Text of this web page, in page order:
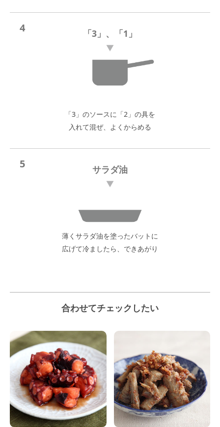
4 「3」、「1」
「3」のソースに「2」の具を
入れて混ぜ、よくからめる
5 サラダ油
薄くサラダ油を塗ったバットに
広げて冷ましたら、できあがり
合わせてチェックしたい